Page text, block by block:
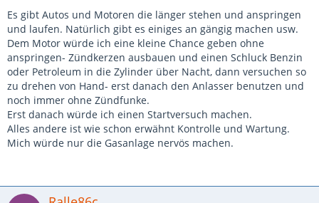
Es gibt Autos und Motoren die länger stehen und anspringen
und laufen. Natürlich gibt es einiges an gängig machen usw.
Dem Motor würde ich eine kleine Chance geben ohne
anspringen- Zündkerzen ausbauen und einen Schluck Benzin
oder Petroleum in die Zylinder über Nacht, dann versuchen so
zu drehen von Hand- erst danach den Anlasser benutzen und
noch immer ohne Zündfunke.
Erst danach würde ich einen Startversuch machen.
Alles andere ist wie schon erwähnt Kontrolle und Wartung.
Mich würde nur die Gasanlage nervös machen.